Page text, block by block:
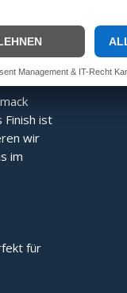
Finish ist
wir
im
für